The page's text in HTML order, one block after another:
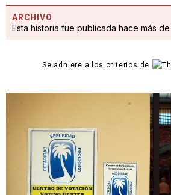
ARCHIVO
Esta historia fue publicada hace más de
Se adhiere a los criterios de